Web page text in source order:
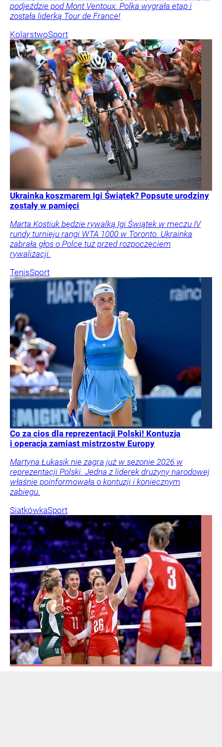
podjeździe pod Mont Ventoux. Polka wygrała etap i
została liderką Tour de France!
KolarstwoSport
Ukrainka koszmarem Igi Świątek? Popsute urodziny
zostały w pamięci
Marta Kostiuk będzie rywalką Igi Świątek w meczu IV
rundy turnieju rangi WTA 1000 w Toronto. Ukrainka
zabrała głos o Polce tuż przed rozpoczęciem
rywalizacji.
TenisSport
Co za cios dla reprezentacji Polski! Kontuzja
i operacja zamiast mistrzostw Europy
Martyna Łukasik nie zagra już w sezonie 2026 w
reprezentacji Polski. Jedna z liderek drużyny narodowej
właśnie poinformowała o kontuzji i koniecznym
zabiegu.
SiatkówkaSport